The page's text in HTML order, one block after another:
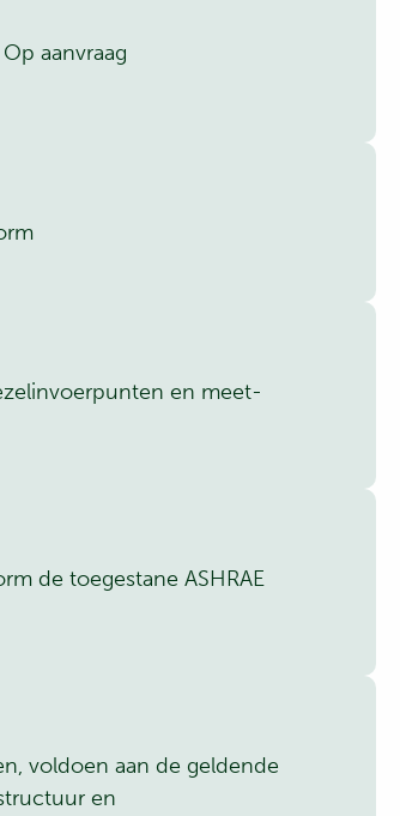
aanvraag
en meet-
de toegestane ASHRAE
voldoen aan de geldende
en